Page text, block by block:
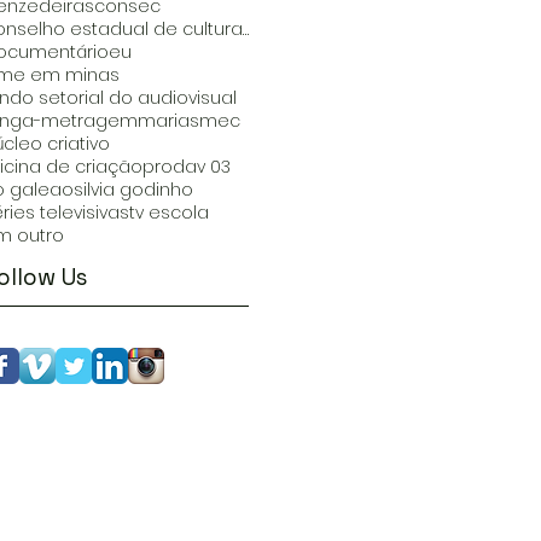
consec
conselho estadual de cultura mg
eu
em minas
setorial do audiovisual
metragemmariasmec
criativo
de criaçãoprodav 03
galeaosilvia godinho
televisivastv escola
outro
Us